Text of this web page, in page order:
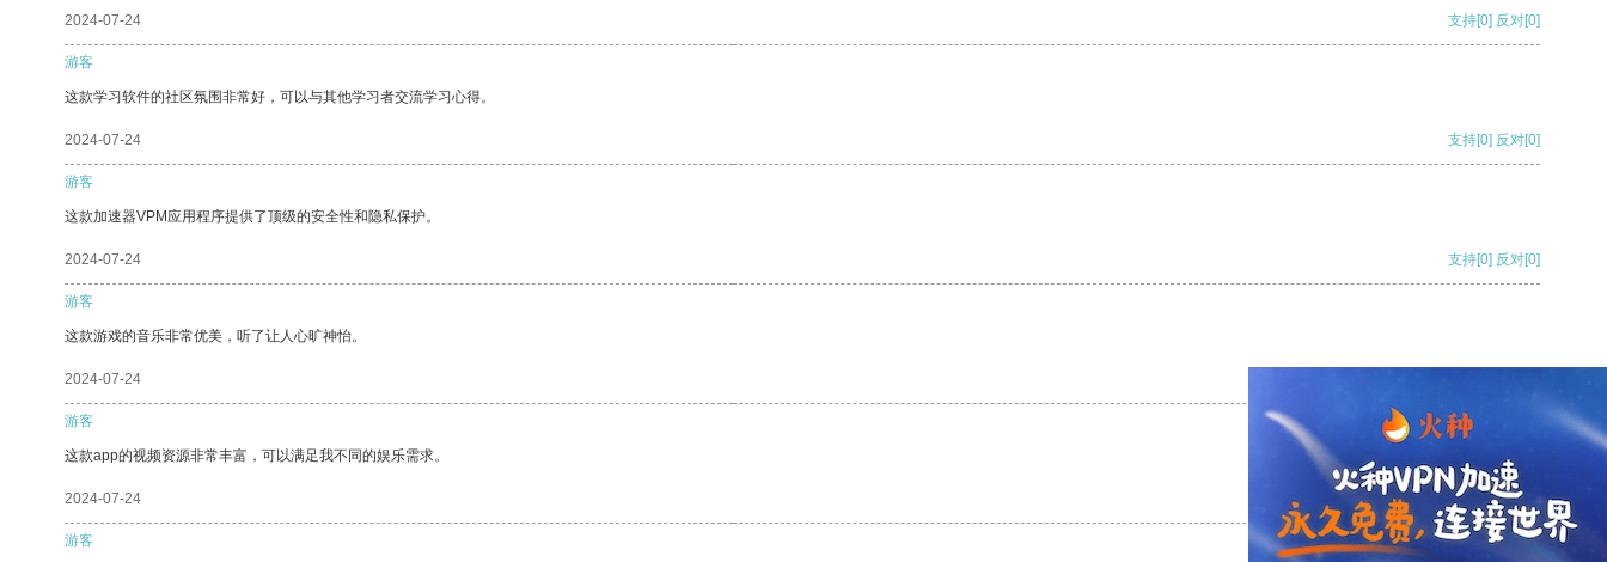
2024-07-24 支持[0] 反对[0]
游客
这款学习软件的社区氛围非常好，可以与其他学习者交流学习心得。
2024-07-24 支持[0] 反对[0]
游客
这款加速器VPM应用程序提供了顶级的安全性和隐私保护。
2024-07-24 支持[0] 反对[0]
游客
这款游戏的音乐非常优美，听了让人心旷神怡。
2024-07-24
游客
这款app的视频资源非常丰富，可以满足我不同的娱乐需求。
2024-07-24 支持 [0] 反对 [0]
游客